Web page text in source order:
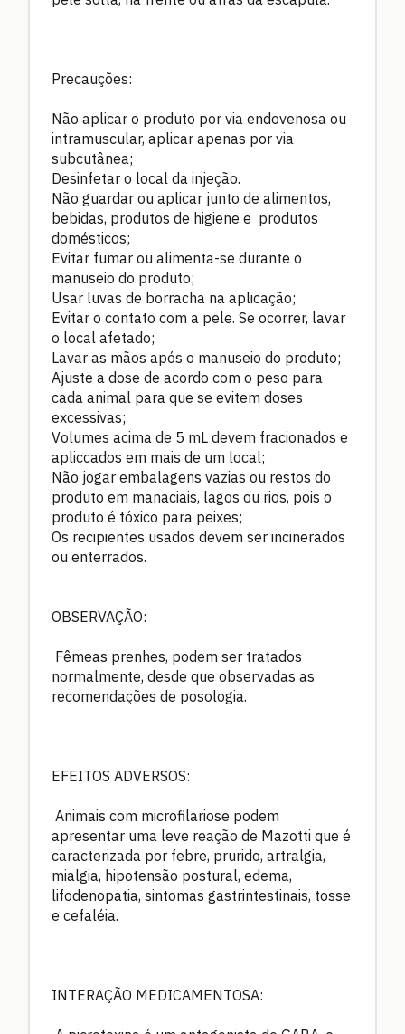
Precauções:
Não aplicar o produto por via endovenosa ou
intramuscular, aplicar apenas por via
subcutânea;
Desinfetar o local da injeção.
Não guardar ou aplicar junto de alimentos,
bebidas, produtos de higiene e produtos
domésticos;
Evitar fumar ou alimenta-se durante o
manuseio do produto;
Usar luvas de borracha na aplicação;
Evitar o contato com a pele. Se ocorrer, lavar
o local afetado;
Lavar as mãos após o manuseio do produto;
Ajuste a dose de acordo com o peso para
cada animal para que se evitem doses
excessivas;
Volumes acima de 5 mL devem fracionados e
apliccados em mais de um local;
Não jogar embalagens vazias ou restos do
produto em manaciais, lagos ou rios, pois o
produto é tóxico para peixes;
Os recipientes usados devem ser incinerados
ou enterrados.
OBSERVAÇÃO:
Fêmeas prenhes, podem ser tratados
normalmente, desde que observadas as
recomendações de posologia.
EFEITOS ADVERSOS:
Animais com microfilariose podem
apresentar uma leve reação de Mazotti que é
caracterizada por febre, prurido, artralgia,
mialgia, hipotensão postural, edema,
lifodenopatia, sintomas gastrintestinais, tosse
e cefaléia.
INTERAÇÃO MEDICAMENTOSA: